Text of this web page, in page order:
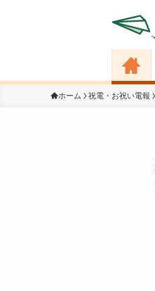
ホーム 祝電・お祝い電報